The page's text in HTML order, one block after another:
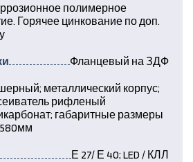
полимерное
Горячее цинкование по доп.
Фланцевый на ЗДФ
металлический корпус;
рифленый
габаритные размеры
Е 27/ Е 40; LED / КЛЛ